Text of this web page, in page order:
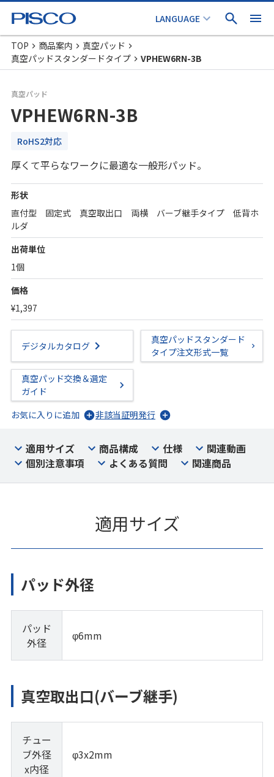
TOP 商品案内
真空パッド
真空パッドスタンダードタイプ
VPHEW6RN-3B
真空パッド
VPHEW6RN-3B
RoHS2対応
厚くて平らなワークに最適な一般形パッド。
形状
直付型 固定式 真空取出口 両横 バーブ継手タイプ 低背ホ
ルダ
出荷単位
1個
価格
¥1,397
デジタルカタログ
真空パッドスタンダード
タイプ注文形式一覧
真空パッド交換＆選定
ガイド
お気に入りに追加
非該当証明発行
適用サイズ 商品構成 仕様
関連動画
個別注意事項
よくある質問 関連商品
適用サイズ
パッド外径
パッド
外径
φ6mm
真空取出口(バーブ継手)
チュー
ブ外径
x内径
φ3x2mm